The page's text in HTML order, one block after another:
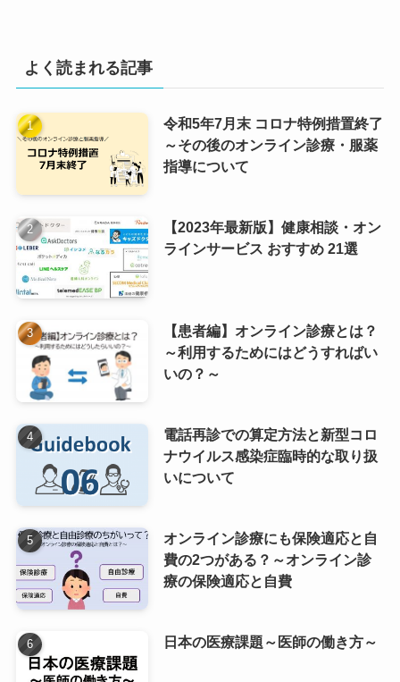
よく読まれる記事
令和5年7月末 コロナ特例措置終了
～その後のオンライン診療・服薬
指導について
【2023年最新版】健康相談・オン
ラインサービス おすすめ 21選
【患者編】オンライン診療とは？
～利用するためにはどうすればい
いの？～
電話再診での算定方法と新型コロ
ナウイルス感染症臨時的な取り扱
いについて
オンライン診療にも保険適応と自
費の2つがある？～オンライン診
療の保険適応と自費
日本の医療課題～医師の働き方～